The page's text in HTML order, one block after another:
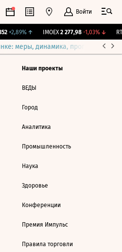
Войти
+2,89%↑ IMOEX 2 277,98 -1,03%↓
меры, динамика, прогнозы
Наши проекты
ВЕДЫ
Город
Аналитика
Промышленность
Наука
Здоровье
Конференции
Премия Импульс
Правила торговли